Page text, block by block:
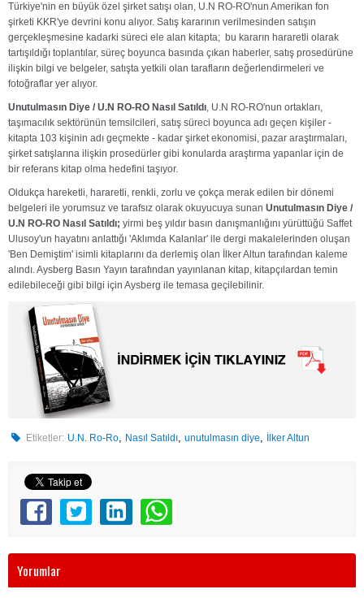
Türkiye'nin en büyük özel şirket satışı olan, U.N RO-RO'nun Amerikan fon
şirketi KKR'ye devrini konu alıyor. Satış kararının verilmesinden satışın
gerçekleşmesine kadarki süreci ele alan kitapta; bu kararın hararetli olarak
tartışıldığı toplantılar, süreç boyunca basında çıkan haberler, satış prosedürüne
ilişkin bilgi ve belgeler, satışta yetkili olan tarafların değerlendirmeleri ve
fotoğraflar yer alıyor.
Unutulmasın Diye / U.N RO-RO Nasıl Satıldı, U.N RO-RO'nun ortakları,
taşımacılık sektörünün temsilcileri, satış süreci boyunca adı geçen kişiler -
kitapta 103 kişinin adı geçmekte - kadar şirket ekonomisi, pazar araştırmaları,
şirket satışlarına ilişkin prosedürler gibi konularda araştırma yapanlar için de
bir referans kitap olma hedefini taşıyor.
Oldukça hareketli, hararetli, renkli, zorlu ve çokça merak edilen bir dönemi
belgeleri ile yorumsuz ve tarafsız olarak okuyucuya sunan Unutulmasın Diye /
U.N RO-RO Nasıl Satıldı; yirmi beş yıldır basın danışmanlığını yürüttüğü Saffet
Ulusoy'un hayatını anlattığı 'Aklımda Kalanlar' ile dergi makalelerinden oluşan
'Ben Demiştim' isimli kitaplarını da derlemiş olan İlker Altun tarafından kaleme
alındı. Aysberg Basın Yayın tarafından yayınlanan kitap, kitapçılardan temin
edilebileceği gibi bilgi için Aysberg ile temasa geçilebilinir.
Etiketler: U.N. Ro-Ro Nasıl Satıldı ,unutulmasın diye İlker Altun
Yorumlar